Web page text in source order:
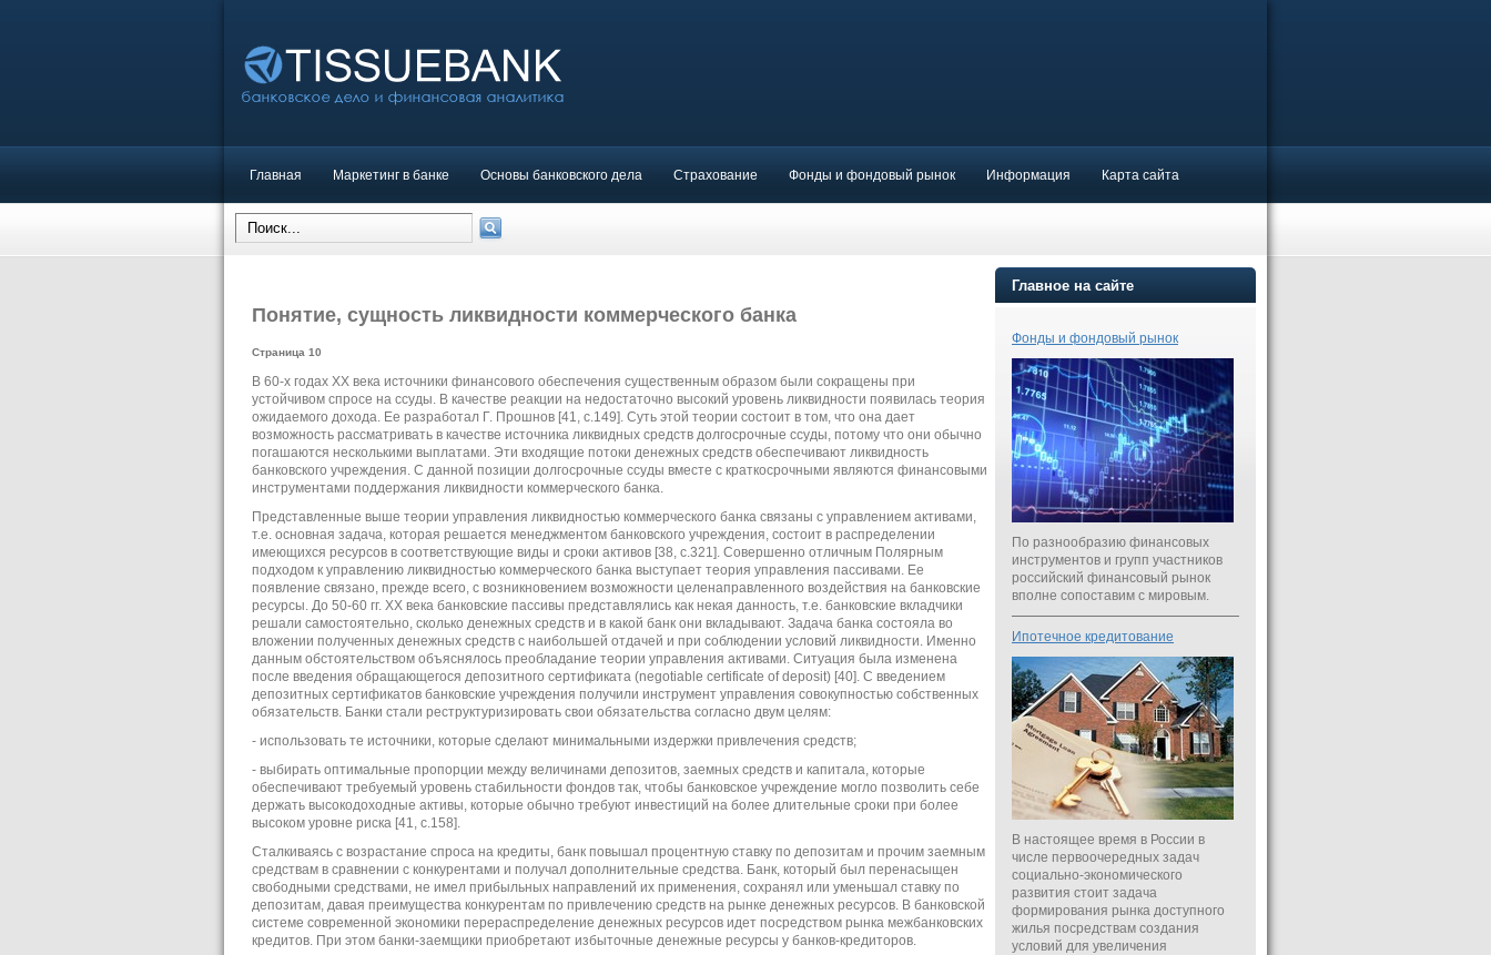
Главная Маркетинг в банке Основы банковского дела Страхование Фонды и фондовый рынок Информация Карта сайта
Понятие, сущность ликвидности коммерческого банка
Страница 10
В 60-х годах XX века источники финансового обеспечения существенным образом были сокращены при
устойчивом спросе на ссуды. В качестве реакции на недостаточно высокий уровень ликвидности появилась теория
ожидаемого дохода. Ее разработал Г. Прошнов [41, с.149]. Суть этой теории состоит в том, что она дает
возможность рассматривать в качестве источника ликвидных средств долгосрочные ссуды, потому что они обычно
погашаются несколькими выплатами. Эти входящие потоки денежных средств обеспечивают ликвидность
банковского учреждения. С данной позиции долгосрочные ссуды вместе с краткосрочными являются финансовыми
инструментами поддержания ликвидности коммерческого банка.
Представленные выше теории управления ликвидностью коммерческого банка связаны с управлением активами,
т.е. основная задача, которая решается менеджментом банковского учреждения, состоит в распределении
имеющихся ресурсов в соответствующие виды и сроки активов [38, с.321]. Совершенно отличным Полярным
подходом к управлению ликвидностью коммерческого банка выступает теория управления пассивами. Ее
появление связано, прежде всего, с возникновением возможности целенаправленного воздействия на банковские
ресурсы. До 50-60 гг. XX века банковские пассивы представлялись как некая данность, т.е. банковские вкладчики
решали самостоятельно, сколько денежных средств и в какой банк они вкладывают. Задача банка состояла во
вложении полученных денежных средств с наибольшей отдачей и при соблюдении условий ликвидности. Именно
данным обстоятельством объяснялось преобладание теории управления активами. Ситуация была изменена
после введения обращающегося депозитного сертификата (negotiable certificate of deposit) [40]. С введением
депозитных сертификатов банковские учреждения получили инструмент управления совокупностью собственных
обязательств. Банки стали реструктуризировать свои обязательства согласно двум целям:
- использовать те источники, которые сделают минимальными издержки привлечения средств;
- выбирать оптимальные пропорции между величинами депозитов, заемных средств и капитала, которые
обеспечивают требуемый уровень стабильности фондов так, чтобы банковское учреждение могло позволить себе
держать высокодоходные активы, которые обычно требуют инвестиций на более длительные сроки при более
высоком уровне риска [41, с.158].
Сталкиваясь с возрастание спроса на кредиты, банк повышал процентную ставку по депозитам и прочим заемным
средствам в сравнении с конкурентами и получал дополнительные средства. Банк, который был перенасыщен
свободными средствами, не имел прибыльных направлений их применения, сохранял или уменьшал ставку по
депозитам, давая преимущества конкурентам по привлечению средств на рынке денежных ресурсов. В банковской
системе современной экономики перераспределение денежных ресурсов идет посредством рынка межбанковских
кредитов. При этом банки-заемщики приобретают избыточные денежные ресурсы у банков-кредиторов.
Главное на сайте
Фонды и фондовый рынок
По разнообразию финансовых
инструментов и групп участников
российский финансовый рынок
вполне сопоставим с мировым.
Ипотечное кредитование
В настоящее время в России в
числе первоочередных задач
социально-экономического
развития стоит задача
формирования рынка доступного
жилья посредствам создания
условий для увеличения